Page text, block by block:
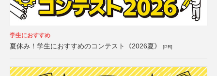
学生におすすめ
夏休み！学生におすすめのコンテスト《2026夏》 [PR]